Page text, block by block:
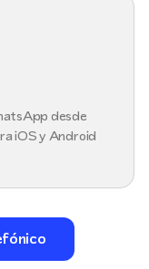
desde
iOS y Android